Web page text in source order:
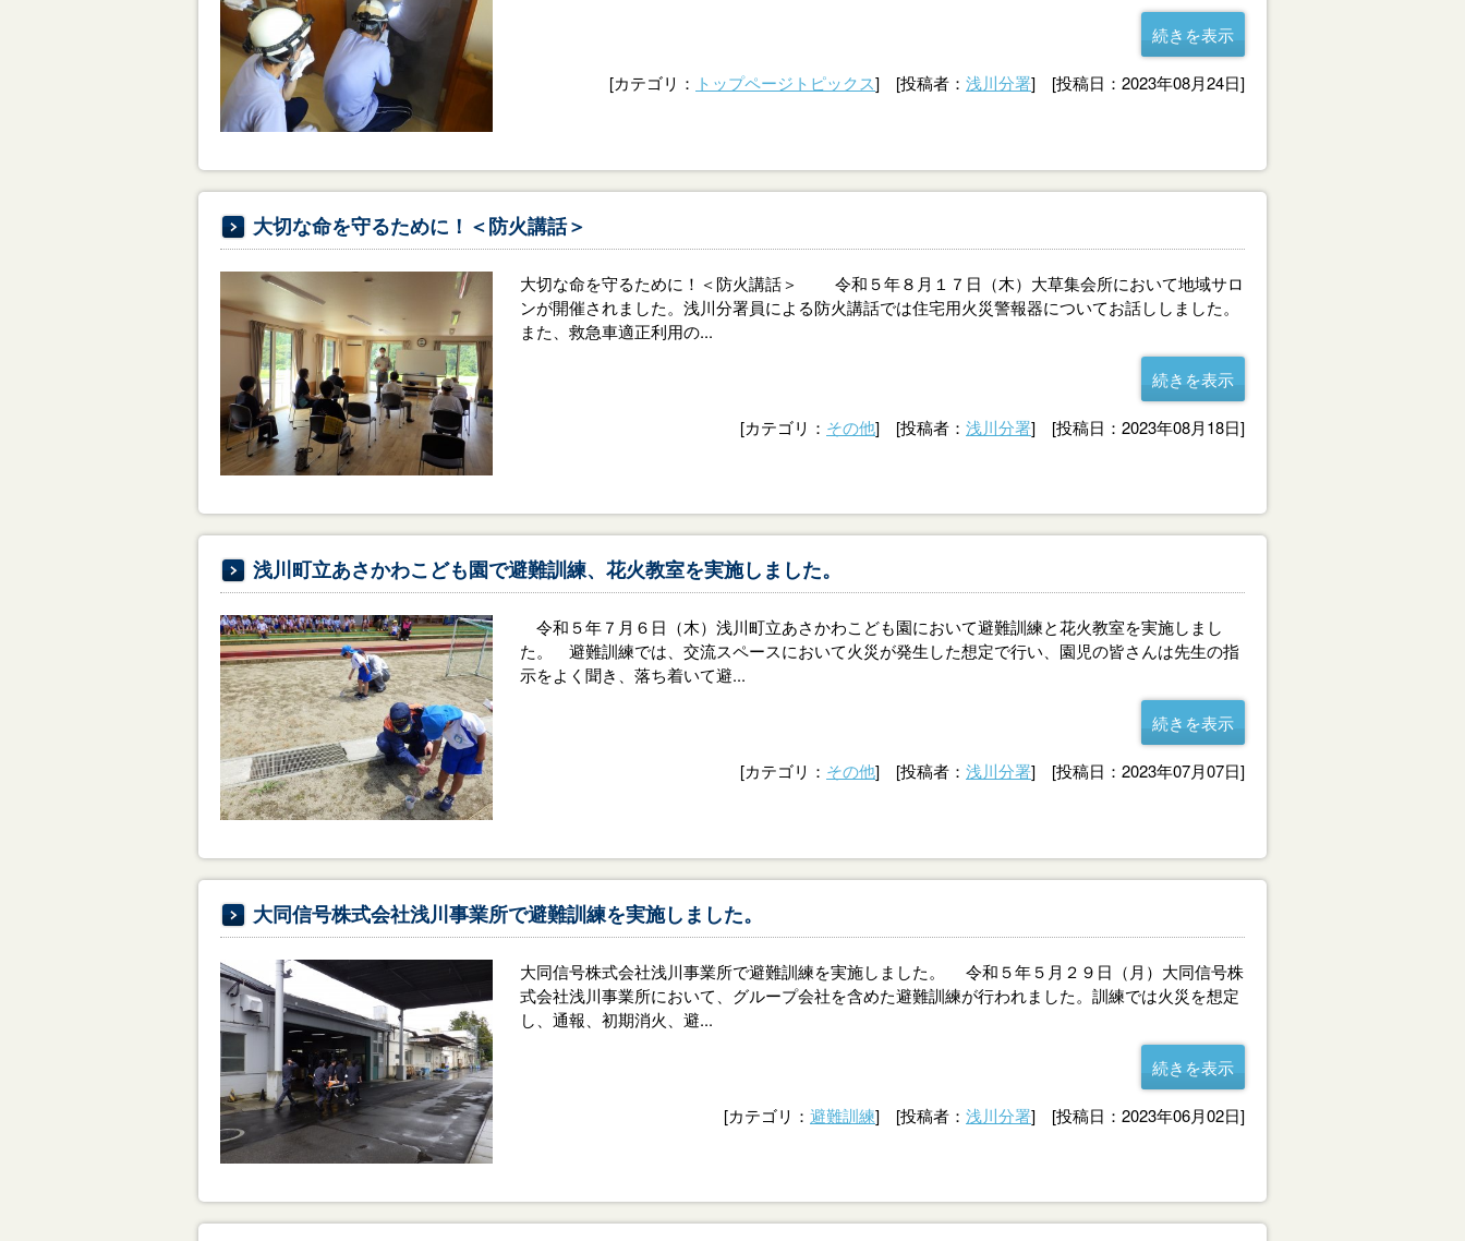
続きを表示
[カテゴリ： トップページトピックス] [投稿者： 浅川分署] [投稿日：2023年08月24日]
大切な命を守るために！＜防火講話＞
大切な命を守るために！＜防火講話＞ 令和５年８月１７日（木）大草集会所において地域サロ
ンが開催されました。浅川分署員による防火講話では住宅用火災警報器についてお話ししました。
また、救急車適正利用の...
続きを表示
[カテゴリ： その他] [投稿者： 浅川分署] [投稿日：2023年08月18日]
浅川町立あさかわこども園で避難訓練、花火教室を実施しました。
令和５年７月６日（木）浅川町立あさかわこども園において避難訓練と花火教室を実施しまし
た。 避難訓練では、交流スペースにおいて火災が発生した想定で行い、園児の皆さんは先生の指
示をよく聞き、落ち着いて避...
続きを表示
[カテゴリ： その他] [投稿者： 浅川分署] [投稿日：2023年07月07日]
大同信号株式会社浅川事業所で避難訓練を実施しました。
大同信号株式会社浅川事業所で避難訓練を実施しました。 令和５年５月２９日（月）大同信号株
式会社浅川事業所において、グループ会社を含めた避難訓練が行われました。訓練では火災を想定
し、通報、初期消火、避...
続きを表示
[カテゴリ： 避難訓練] [投稿者： 浅川分署] [投稿日：2023年06月02日]